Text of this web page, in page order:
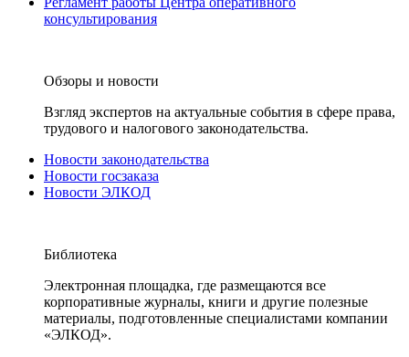
консультирования
Обзоры и новости
Взгляд экспертов на актуальные события в сфере права,
трудового и налогового законодательства.
Новости законодательства
Новости госзаказа
Новости ЭЛКОД
Библиотека
Электронная площадка, где размещаются все
корпоративные журналы, книги и другие полезные
материалы, подготовленные специалистами компании
«ЭЛКОД».